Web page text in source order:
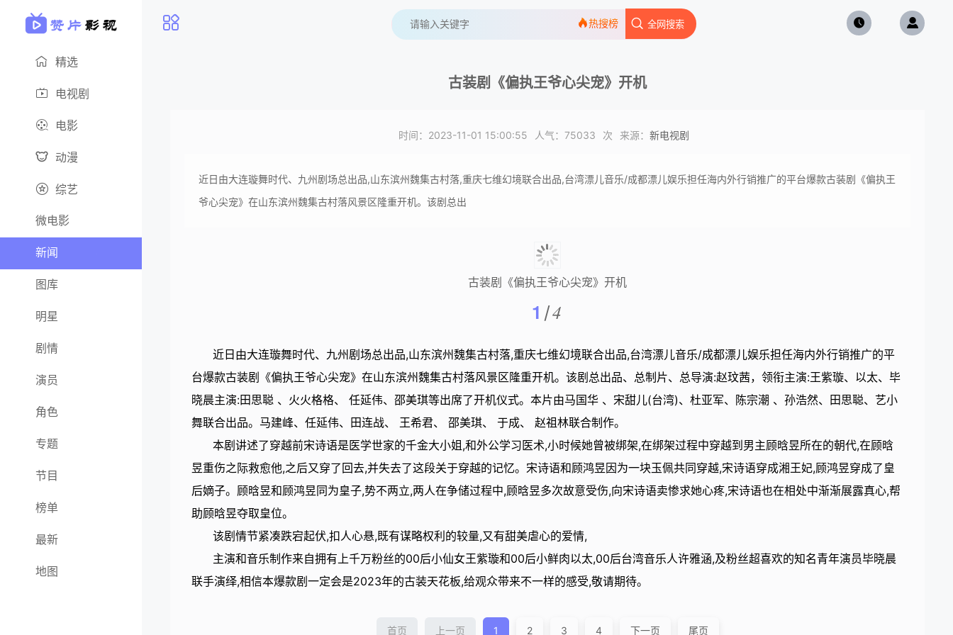
精选
电视剧
电影
动漫
综艺
微电影
新闻
图库
明星
剧情
演员
角色
专题
节目
榜单
最新
地图
全网搜索
热搜榜
古装剧《偏执王爷心尖宠》开机
时间：2023-11-01 15:00:55 人气： 75033 次 来源： 新电视剧
近日由大连璇舞时代、九州剧场总出品,山东滨州魏集古村落,重庆七维幻境联合出品,台湾漂儿音乐/成都漂儿娱乐担任海内外行销推广的平台爆款古装剧《偏执王
爷心尖宠》在山东滨州魏集古村落风景区隆重开机。该剧总出
古装剧《偏执王爷心尖宠》开机
1 /4
近日由大连璇舞时代、九州剧场总出品,山东滨州魏集古村落,重庆七维幻境联合出品,台湾漂儿音乐/成都漂儿娱乐担任海内外行销推广的平
台爆款古装剧《偏执王爷心尖宠》在山东滨州魏集古村落风景区隆重开机。该剧总出品、总制片、总导演:赵玟茜，领衔主演:王紫璇、以太、毕
晓晨主演:田思聪 、火火格格、 任延伟、邵美琪等出席了开机仪式。本片由马国华 、宋甜儿(台湾)、杜亚军、陈宗潮 、孙浩然、田思聪、艺小
舞联合出品。马建峰、任延伟、田连战、 王希君、 邵美琪、 于成、 赵祖林联合制作。
本剧讲述了穿越前宋诗语是医学世家的千金大小姐,和外公学习医术,小时候她曾被绑架,在绑架过程中穿越到男主顾晗昱所在的朝代,在顾晗
昱重伤之际救愈他,之后又穿了回去,并失去了这段关于穿越的记忆。宋诗语和顾鸿昱因为一块玉佩共同穿越,宋诗语穿成湘王妃,顾鸿昱穿成了皇
后嫡子。顾晗昱和顾鸿昱同为皇子,势不两立,两人在争储过程中,顾晗昱多次故意受伤,向宋诗语卖惨求她心疼,宋诗语也在相处中渐渐展露真心,帮
助顾晗昱夺取皇位。
该剧情节紧凑跌宕起伏,扣人心悬,既有谋略权利的较量,又有甜美虐心的爱情,
主演和音乐制作来自拥有上千万粉丝的00后小仙女王紫璇和00后小鲜肉以太,00后台湾音乐人许雅涵,及粉丝超喜欢的知名青年演员毕晓晨
联手演绎,相信本爆款剧一定会是2023年的古装天花板,给观众带来不一样的感受,敬请期待。
首页 上一页 1 2 3 4 下一页 尾页